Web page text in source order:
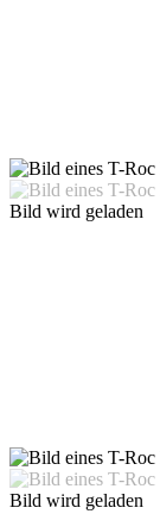
Bild wird geladen
Bild wird geladen